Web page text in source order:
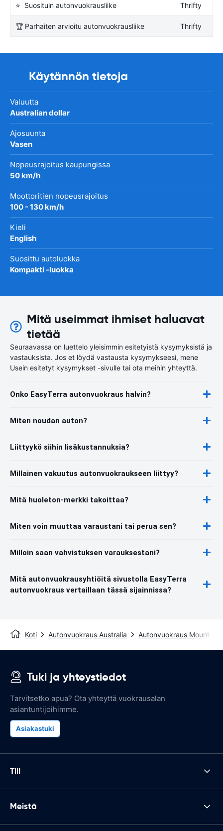
⭐ Suosituin autonvuokrausliike Thrifty
🏆 Parhaiten arvioitu autonvuokrausliike Thrifty
Käytännön tietoja
Valuutta
Australian dollar
Ajosuunta
Vasen
Nopeusrajoitus kaupungissa
50 km/h
Moottoritien nopeusrajoitus
100 - 130 km/h
Kieli
English
Suosittu autoluokka
Kompakti -luokka
Mitä useimmat ihmiset haluavat
tietää
Seuraavassa on luettelo yleisimmin esitetyistä kysymyksistä ja
vastauksista. Jos et löydä vastausta kysymykseesi, mene
Usein esitetyt kysymykset -sivulle tai ota meihin yhteyttä.
Onko EasyTerra autonvuokraus halvin?
Miten noudan auton?
Liittyykö siihin lisäkustannuksia?
Millainen vakuutus autonvuokraukseen liittyy?
Mitä huoleton-merkki takoittaa?
Miten voin muuttaa varaustani tai perua sen?
Milloin saan vahvistuksen varauksestani?
Mitä autonvuokrausyhtiöitä sivustolla EasyTerra
autonvuokraus vertaillaan tässä sijainnissa?
Koti Autonvuokraus Australia Autonvuokraus Mount
Tuki ja yhteystiedot
Tarvitsetko apua? Ota yhteyttä vuokrausalan
asiantuntijoihimme.
Asiakastuki
Tili
Meistä